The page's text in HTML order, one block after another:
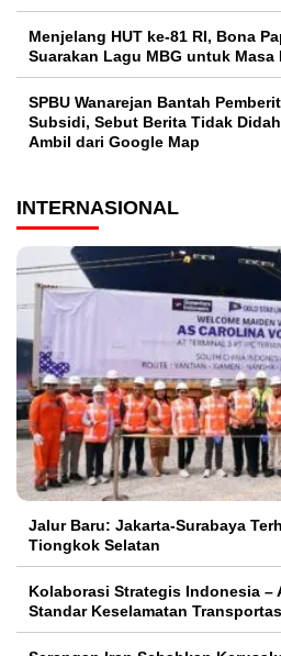
Menjelang HUT ke-81 RI, Bona
Suarakan Lagu MBG untuk Masa
SPBU Wanarejan Bantah
Subsidi, Sebut Berita Tidak
Ambil dari Google Map
INTERNASIONAL
Jalur Baru: Jakarta-Surabaya
Tiongkok Selatan
Kolaborasi Strategis Indonesia –
Standar Keselamatan